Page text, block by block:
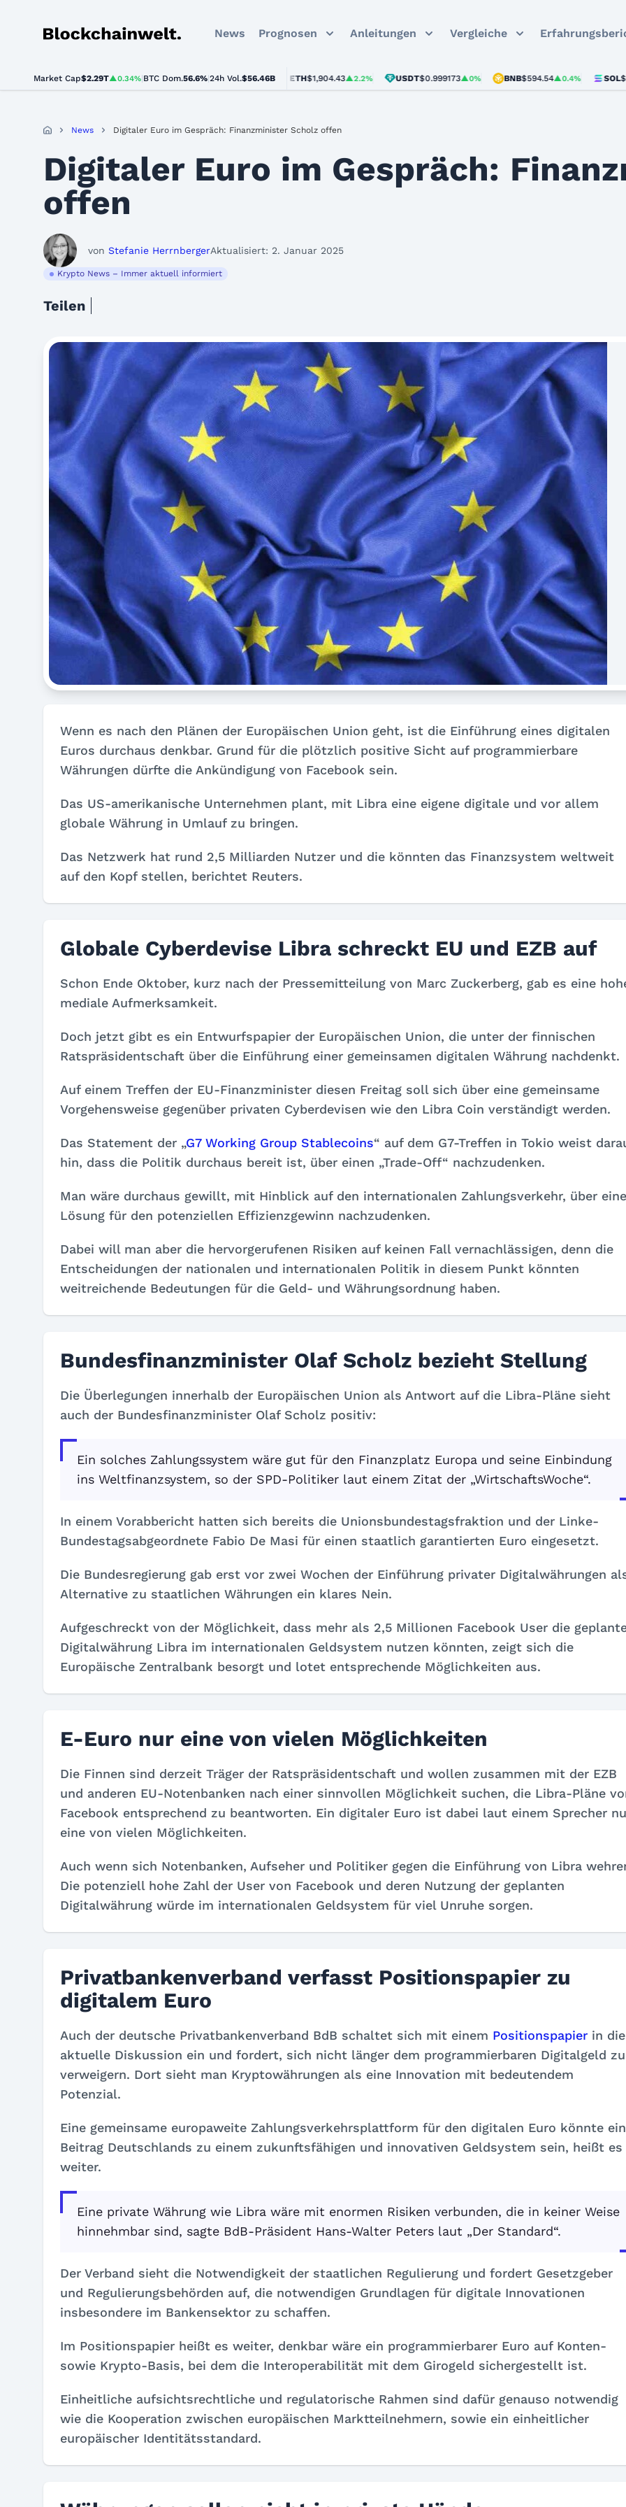
Blockchainwelt News Prognosen Anleitungen Vergleiche
Market Cap$2.29T▲0.34% BTC Dom.56.6% 24h Vol.$56.46B
BTC$64,481.00 ▲0.9% ETH $1,904.43▲2.2% USDT$0.999173▲0% BNB $594.54▲0.4% SOL $73.75
News Digitaler Euro im Gespräch: Finanzminister Scholz offen
Digitaler Euro im Gespräch:
offen
von Stefanie HerrnbergerAktualisiert: 2. Januar 2025
Krypto News – Immer aktuell informiert
Teilen
Wenn es nach den Plänen der Europäischen Union geht, ist die Einführung eines digitalen
Euros durchaus denkbar. Grund für die plötzlich positive Sicht auf programmierbare
Währungen dürfte die Ankündigung von Facebook sein.
Das US-amerikanische Unternehmen plant, mit Libra eine eigene digitale und vor allem
globale Währung in Umlauf zu bringen.
Das Netzwerk hat rund 2,5 Milliarden Nutzer und die könnten das Finanzsystem weltweit
auf den Kopf stellen, berichtet Reuters.
Globale Cyberdevise Libra schreckt EU und EZB auf
Schon Ende Oktober, kurz nach der Pressemitteilung von Marc Zuckerberg, gab es eine
mediale Aufmerksamkeit.
Doch jetzt gibt es ein Entwurfspapier der Europäischen Union, die unter der finnischen
Ratspräsidentschaft über die Einführung einer gemeinsamen digitalen Währung nachdenkt.
Auf einem Treffen der EU-Finanzminister diesen Freitag soll sich über eine gemeinsame
Vorgehensweise gegenüber privaten Cyberdevisen wie den Libra Coin verständigt werden.
Das Statement der „G7 Working Group Stablecoins“ auf dem G7-Treffen in Tokio weist
hin, dass die Politik durchaus bereit ist, über einen „Trade-Off“ nachzudenken.
Man wäre durchaus gewillt, mit Hinblick auf den internationalen Zahlungsverkehr, über eine
Lösung für den potenziellen Effizienzgewinn nachzudenken.
Dabei will man aber die hervorgerufenen Risiken auf keinen Fall vernachlässigen, denn die
Entscheidungen der nationalen und internationalen Politik in diesem Punkt könnten
weitreichende Bedeutungen für die Geld- und Währungsordnung haben.
Bundesfinanzminister Olaf Scholz bezieht Stellung
Die Überlegungen innerhalb der Europäischen Union als Antwort auf die Libra-Pläne sieht
auch der Bundesfinanzminister Olaf Scholz positiv:
Ein solches Zahlungssystem wäre gut für den Finanzplatz Europa und seine Einbindung
ins Weltfinanzsystem, so der SPD-Politiker laut einem Zitat der „WirtschaftsWoche“.
In einem Vorabbericht hatten sich bereits die Unionsbundestagsfraktion und der Linke-
Bundestagsabgeordnete Fabio De Masi für einen staatlich garantierten Euro eingesetzt.
Die Bundesregierung gab erst vor zwei Wochen der Einführung privater Digitalwährungen
Alternative zu staatlichen Währungen ein klares Nein.
Aufgeschreckt von der Möglichkeit, dass mehr als 2,5 Millionen Facebook User die
Digitalwährung Libra im internationalen Geldsystem nutzen könnten, zeigt sich die
Europäische Zentralbank besorgt und lotet entsprechende Möglichkeiten aus.
E-Euro nur eine von vielen Möglichkeiten
Die Finnen sind derzeit Träger der Ratspräsidentschaft und wollen zusammen mit der EZB
und anderen EU-Notenbanken nach einer sinnvollen Möglichkeit suchen, die Libra-Pläne
Facebook entsprechend zu beantworten. Ein digitaler Euro ist dabei laut einem Sprecher
eine von vielen Möglichkeiten.
Auch wenn sich Notenbanken, Aufseher und Politiker gegen die Einführung von Libra
Die potenziell hohe Zahl der User von Facebook und deren Nutzung der geplanten
Digitalwährung würde im internationalen Geldsystem für viel Unruhe sorgen.
Privatbankenverband verfasst Positionspapier zu
digitalem Euro
Auch der deutsche Privatbankenverband BdB schaltet sich mit einem Positionspapier in die
aktuelle Diskussion ein und fordert, sich nicht länger dem programmierbaren Digitalgeld zu
verweigern. Dort sieht man Kryptowährungen als eine Innovation mit bedeutendem
Potenzial.
Eine gemeinsame europaweite Zahlungsverkehrsplattform für den digitalen Euro könnte ein
Beitrag Deutschlands zu einem zukunftsfähigen und innovativen Geldsystem sein, heißt es
weiter.
Eine private Währung wie Libra wäre mit enormen Risiken verbunden, die in keiner Weise
hinnehmbar sind, sagte BdB-Präsident Hans-Walter Peters laut „Der Standard“.
Der Verband sieht die Notwendigkeit der staatlichen Regulierung und fordert Gesetzgeber
und Regulierungsbehörden auf, die notwendigen Grundlagen für digitale Innovationen
insbesondere im Bankensektor zu schaffen.
Im Positionspapier heißt es weiter, denkbar wäre ein programmierbarer Euro auf Konten-
sowie Krypto-Basis, bei dem die Interoperabilität mit dem Girogeld sichergestellt ist.
Einheitliche aufsichtsrechtliche und regulatorische Rahmen sind dafür genauso notwendig
wie die Kooperation zwischen europäischen Marktteilnehmern, sowie ein einheitlicher
europäischer Identitätsstandard.